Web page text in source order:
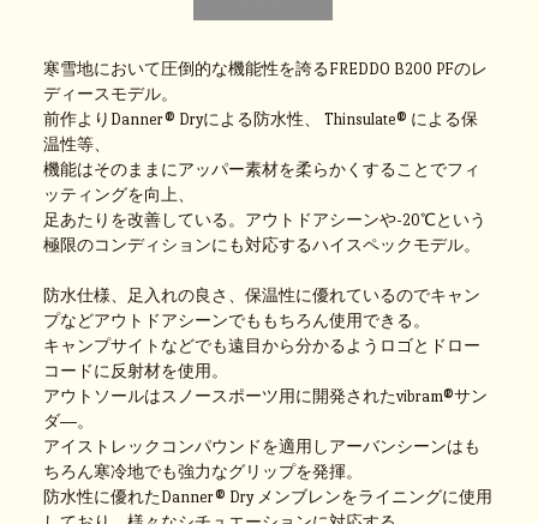
寒雪地において圧倒的な機能性を誇るFREDDO B200 PFのレ
ディースモデル。
前作よりDanner® Dryによる防水性、 Thinsulate® による保
温性等、
機能はそのままにアッパー素材を柔らかくすることでフィ
ッティングを向上、
足あたりを改善している。アウトドアシーンや-20℃という
極限のコンディションにも対応するハイスペックモデル。
防水仕様、足入れの良さ、保温性に優れているのでキャン
プなどアウトドアシーンでももちろん使用できる。
キャンプサイトなどでも遠目から分かるようロゴとドロー
コードに反射材を使用。
アウトソールはスノースポーツ用に開発されたvibram®サン
ダ―。
アイストレックコンパウンドを適用しアーバンシーンはも
ちろん寒冷地でも強力なグリップを発揮。
防水性に優れたDanner® Dry メンブレンをライニングに使用